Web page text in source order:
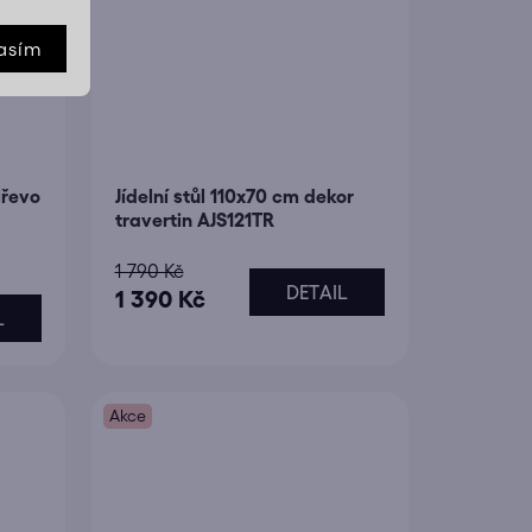
Jídelní stůl 110x70 cm dekor
travertin AJS121TR
1 390 Kč
1 790 Kč
DETAIL
Akce